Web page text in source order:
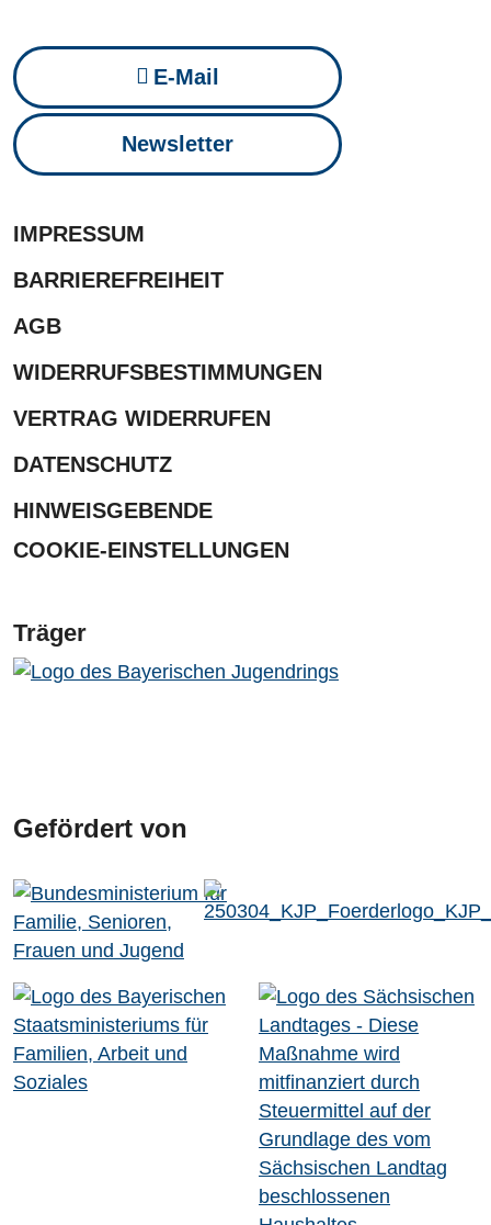
E-Mail
Newsletter
IMPRESSUM
BARRIEREFREIHEIT
AGB
WIDERRUFSBESTIMMUNGEN
VERTRAG WIDERRUFEN
DATENSCHUTZ
HINWEISGEBENDE
COOKIE-EINSTELLUNGEN
Träger
Gefördert von